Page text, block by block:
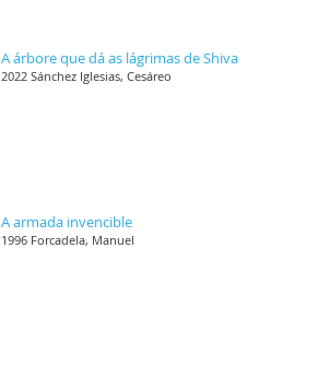
A árbore que dá as lágrimas de Shiva
2022 Sánchez Iglesias, Cesáreo
A armada invencible
1996 Forcadela, Manuel